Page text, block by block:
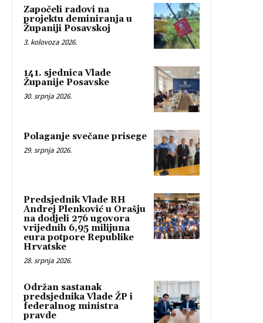
Započeli radovi na
projektu deminiranja u
Županiji Posavskoj
3. kolovoza 2026.
141. sjednica Vlade
Županije Posavske
30. srpnja 2026.
Polaganje svečane prisege
29. srpnja 2026.
Predsjednik Vlade RH
Andrej Plenković u Orašju
na dodjeli 276 ugovora
vrijednih 6,95 milijuna
eura potpore Republike
Hrvatske
28. srpnja 2026.
Održan sastanak
predsjednika Vlade ŽP i
federalnog ministra
pravde